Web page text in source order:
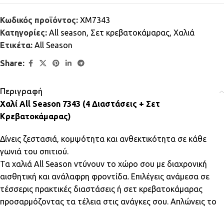
Κωδικός προϊόντος: XM7343
Κατηγορίες: All season, Σετ κρεβατοκάμαρας, Χαλιά
Ετικέτα: All Season
Share:
Περιγραφή
Χαλί All Season 7343 (4 Διαστάσεις + Σετ
Κρεβατοκάμαρας)
Δίνεις ζεστασιά, κομψότητα και ανθεκτικότητα σε κάθε
γωνιά του σπιτιού.
Τα χαλιά All Season ντύνουν το χώρο σου με διαχρονική
αισθητική και ανάλαφρη φροντίδα. Επιλέγεις ανάμεσα σε
τέσσερις πρακτικές διαστάσεις ή σετ κρεβατοκάμαρας
προσαρμόζοντας τα τέλεια στις ανάγκες σου. Απλώνεις το